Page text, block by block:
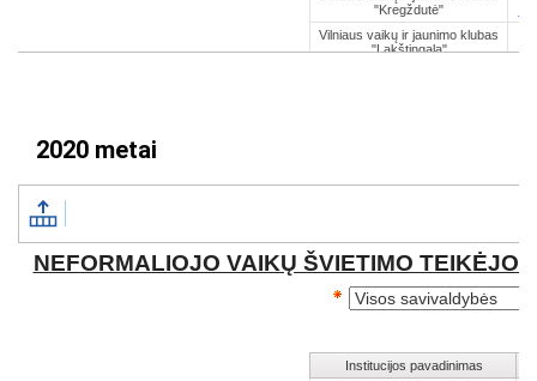
2020 metai